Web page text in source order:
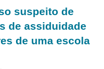
suspeito de
de assiduidade
de uma escola